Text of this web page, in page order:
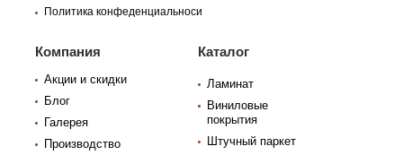
Политика конфеденциальноси
Компания
Акции и скидки
Блог
Галерея
Производство
Каталог
Ламинат
Виниловые
покрытия
Штучный паркет